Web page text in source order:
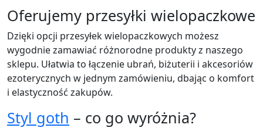
Oferujemy przesyłki wielopaczkowe
Dzięki opcji przesyłek wielopaczkowych możesz
wygodnie zamawiać różnorodne produkty z naszego
sklepu. Ułatwia to łączenie ubrań, biżuterii i akcesoriów
ezoterycznych w jednym zamówieniu, dbając o komfort
i elastyczność zakupów.
Styl goth – co go wyróżnia?